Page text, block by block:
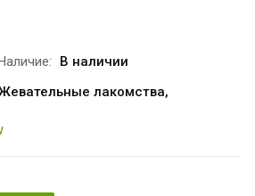
В наличии
лакомства,